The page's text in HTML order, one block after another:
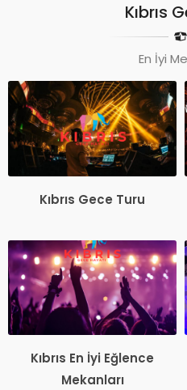
Kıbrıs
En İyi
Kıbrıs Gece Turu
Kıbrıs En İyi Eğlence
Mekanları